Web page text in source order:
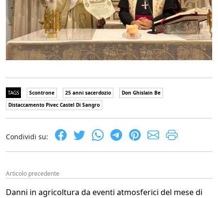
TAGS Scontrone 25 anni sacerdozio
Don Ghislain Be
Distaccamento Pivec Castel Di Sangro
Condividi su:
Articolo precedente
Danni in agricoltura da eventi atmosferici del mese di